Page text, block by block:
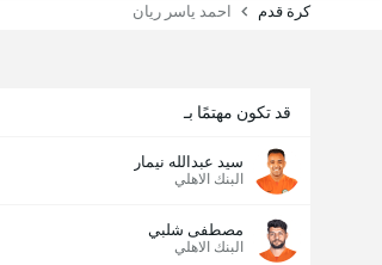
كرة قدم احمد ياسر ريان
قد تكون مهتمًا بـ
سيد عبدالله نيمار
البنك الاهلي
مصطفى شلبي
البنك الاهلي